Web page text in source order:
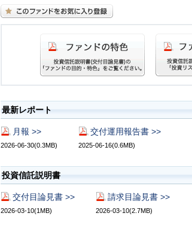
最新レポート
月報 >>
2026-06-30(0.3MB)
交付運用報告書 >>
2025-06-16(0.6MB)
投資信託説明書
交付目論見書 >>
2026-03-10(1MB)
請求目論見書 >>
2026-03-10(2.7MB)